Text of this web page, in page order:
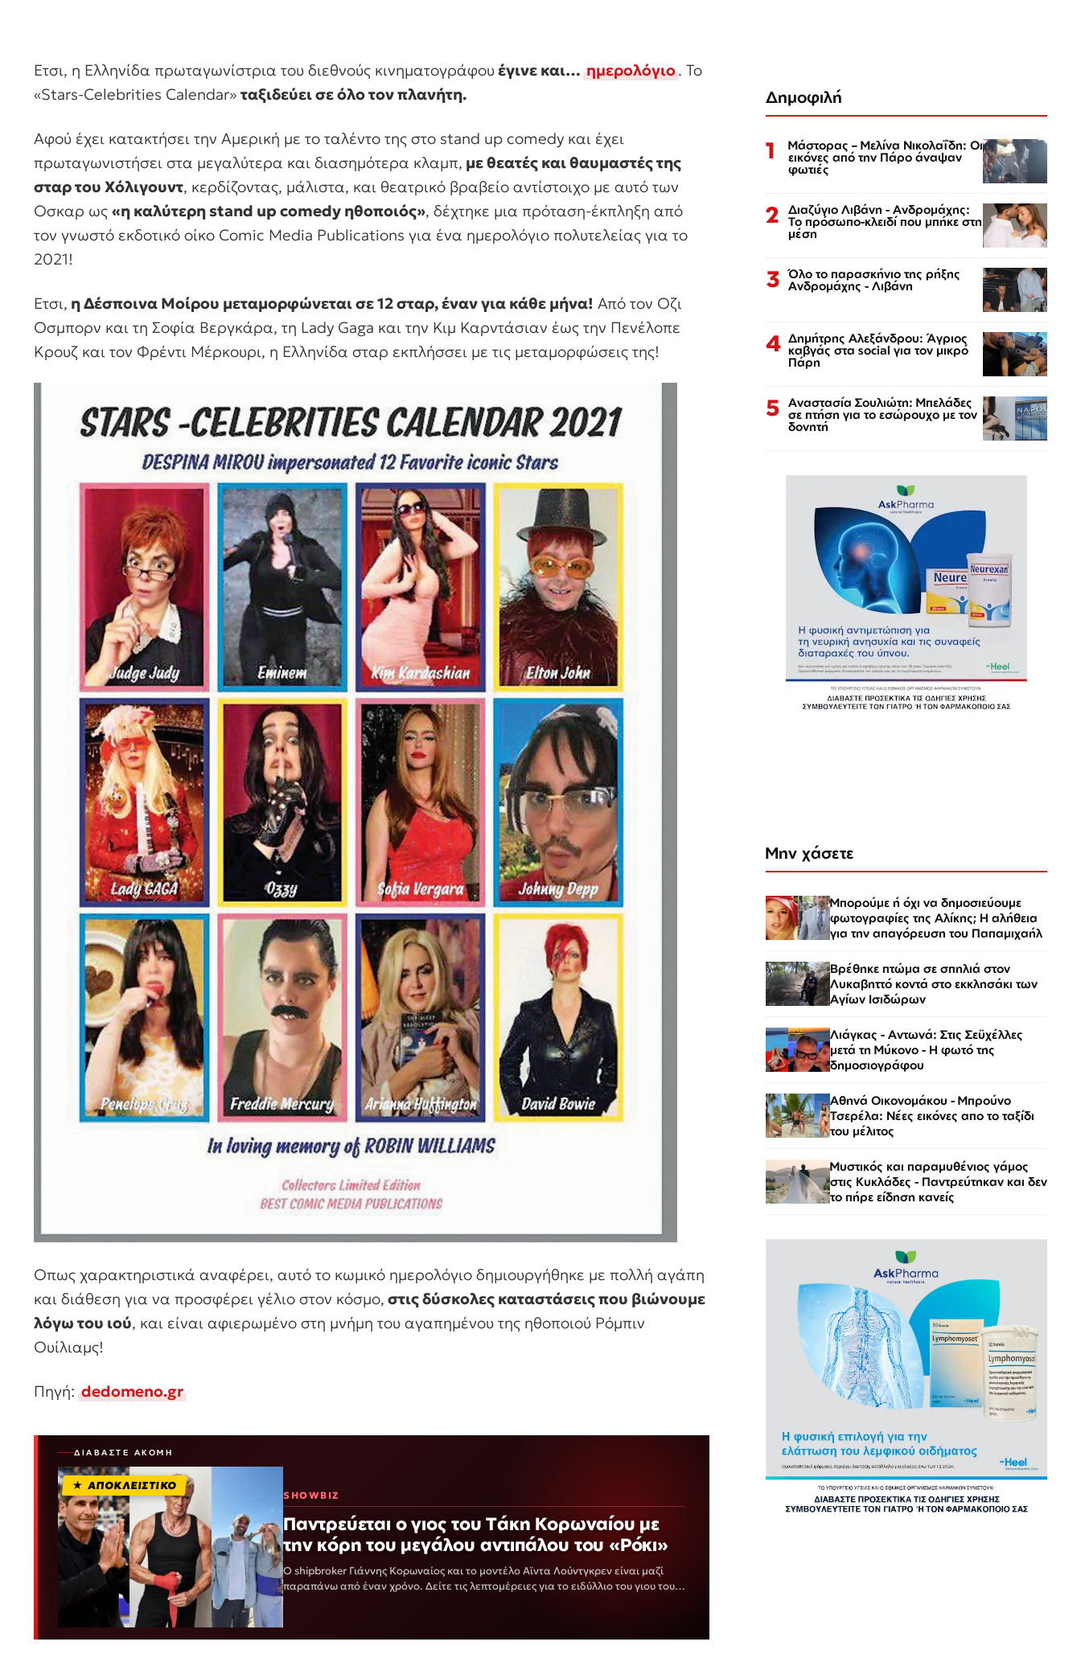
Ετσι, η Ελληνίδα πρωταγωνίστρια του διεθνούς κινηματογράφουέγινε και…ημερολόγιο. Το
«Stars-Celebrities Calendar» ταξιδεύει σε όλο τον πλανήτη.
Αφού έχει κατακτήσει την Αμερική με το ταλέντο της στο stand up comedy και έχει
πρωταγωνιστήσει στα μεγαλύτερα και διασημότερα κλαμπ, με θεατές και θαυμαστές της
σταρ του Χόλιγουντ, κερδίζοντας, μάλιστα, και θεατρικό βραβείο αντίστοιχο με αυτό των
Οσκαρ ως «η καλύτερη stand up comedy ηθοποιός», δέχτηκε μια πρόταση-έκπληξη από
τον γνωστό εκδοτικό οίκο Comic Media Publications για ένα ημερολόγιο πολυτελείας για το
2021!
Ετσι, η Δέσποινα Μοίρου μεταμορφώνεται σε 12 σταρ, έναν για κάθε μήνα! Από τον Οζι
Οσμπορν και τη Σοφία Βεργκάρα, τη Lady Gaga και την Κιμ Καρντάσιαν έως την Πενέλοπε
Κρουζ και τον Φρέντι Μέρκουρι, η Ελληνίδα σταρ εκπλήσσει με τις μεταμορφώσεις της!
Οπως χαρακτηριστικά αναφέρει, αυτό το κωμικό ημερολόγιο δημιουργήθηκε με πολλή αγάπη
και διάθεση για να προσφέρει γέλιο στον κόσμο, στις δύσκολες καταστάσεις που βιώνουμε
λόγω του ιού, και είναι αφιερωμένο στη μνήμη του αγαπημένου της ηθοποιού Ρόμπιν
Ουίλιαμς!
Πηγή:dedomeno.gr
ΔΙΑΒΆΣΤΕ ΑΚΌΜΗ
ΑΠΟΚΛΕΙΣΤΙΚΟ
SHOWBIZ
Παντρεύεται ο γιος του Τάκη Κορωναίου με
την κόρη του μεγάλου αντιπάλου του «Ρόκι»
Ο shipbroker Γιάννης Κορωναίος και το μοντέλο Αϊντα Λούντγκρεν είναι μαζί
παραπάνω από έναν χρόνο. Δείτε τις λεπτομέρειες για το ειδύλλιο του γιου του…
Δημοφιλή
1 Μάστορας – Μελίνα Νικολαΐδη: Οι
εικόνες από την Πάρο άναψαν
φωτιές
2 Διαζύγιο Λιβάνη - Ανδρομάχης:
Το πρόσωπο-κλειδί που μπήκε στη
μέση
3 Όλο το παρασκήνιο της ρήξης
Ανδρομάχης - Λιβάνη
4 Δημήτρης Αλεξάνδρου: Άγριος
καβγάς στα social για τον μικρό
Πάρη
5 Αναστασία Σουλιώτη: Μπελάδες
σε πτήση για το εσώρουχο με τον
δονητή
Μην χάσετε
Μπορούμε ή όχι να δημοσιεύουμε
φωτογραφίες της Αλίκης; Η αλήθεια
για την απαγόρευση του Παπαμιχαήλ
Βρέθηκε πτώμα σε σπηλιά στον
Λυκαβηττό κοντά στο εκκλησάκι των
Αγίων Ισιδώρων
Λιάγκας - Αντωνά: Στις Σεϋχέλλες
μετά τη Μύκονο - Η φωτό της
δημοσιογράφου
Αθηνά Οικονομάκου - Μπρούνο
Τσερέλα: Νέες εικόνες απο το ταξίδι
του μέλιτος
Μυστικός και παραμυθένιος γάμος
στις Κυκλάδες - Παντρεύτηκαν και δεν
το πήρε είδηση κανείς